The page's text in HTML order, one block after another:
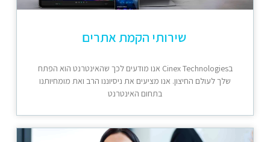
שירותי הקמת אתרים
בCinex Technologies אנו מודעים לכך שהאינטרנט הוא הפתח
שלך לעולם החיצון. אנו מציעים את ניסיוננו הרב ואת מומחיותנו
בתחום האינטרנט